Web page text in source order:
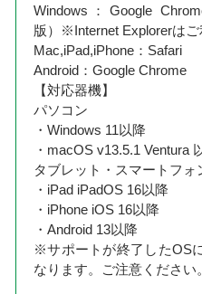
Windows：Google
版）※Internet Explorerは
Mac,iPad,iPhone：Safari
Android：Google Chrome
【対応器機】
パソコン
・Windows 11以降
・macOS v13.5.1 Ventura
タブレット・スマートフォ
・iPad iPadOS 16以降
・iPhone iOS 16以降
・Android 13以降
※サポートが終了したOS
なります。ご注意ください。